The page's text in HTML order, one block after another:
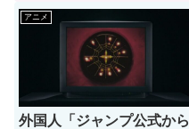
アニメ
外国人「ジャンプ公式から